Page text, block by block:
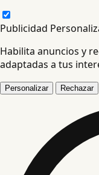
Publicidad
Habilita anuncios y
adaptadas a tus
Personalizar Rechazar